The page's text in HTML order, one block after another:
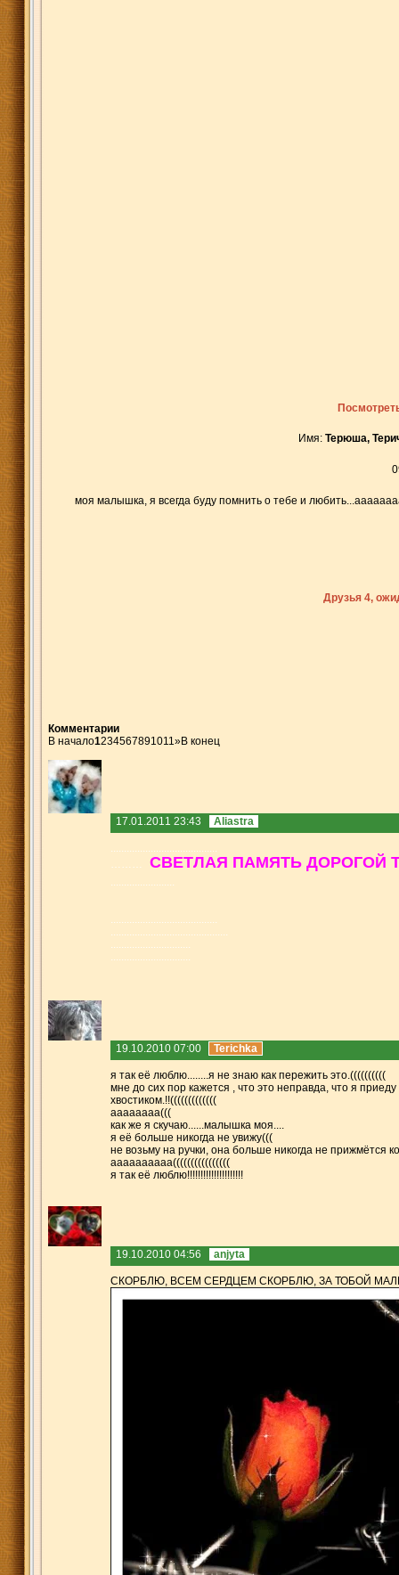
Имя: Терюша,
моя малышка, я всегда буду помнить о тебе и
Друзья 4,
Комментарии
В начало1234567891011»В конец
17.01.2011 23:43 Aliastra
........................................
………
СВЕТЛАЯ ПАМЯТЬ ДОРОГОЙ
........................
........................................
............................................
..............................
..............................
19.10.2010 07:00 Terichka
я так её люблю........я не знаю как пережить это.((((((((((
мне до сих пор кажется , что это неправда, что я
хвостиком.!!(((((((((((((
аааааааа(((
как же я скучаю......малышка моя....
я её больше никогда не увижу(((
не возьму на ручки, она больше никогда не прижмётся
аааааааааа((((((((((((((((
я так её люблю!!!!!!!!!!!!!!!!!!!!!
19.10.2010 04:56 anjyta
СКОРБЛЮ, ВСЕМ СЕРДЦЕМ СКОРБЛЮ, ЗА ТОБОЙ